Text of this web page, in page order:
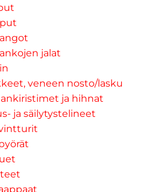
jalat
veneen nosto/lasku
ja hihnat
ja säilytystelineet